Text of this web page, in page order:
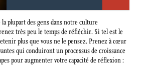
la plupart des gens dans notre culture
très peu le temps de réfléchir. Si tel est le
plus que vous ne le pensez. Prenez à cœur
qui conduiront un processus de croissance
pour augmenter votre capacité de réflexion :